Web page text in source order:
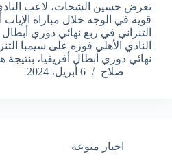
تعرض حسين الشحات، لاعب النادي
قوية في الوجه خلال مباراة الإياب
التنزاني في ربع نهائي دوري أبطال
النادي الأهلي فوزه على سيمبا
نهائي دوري أبطال أفريقيا،
صلاح
6 أبريل، 2024
اخبار منوعة